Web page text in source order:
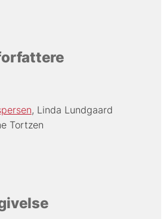
Linda Lundgaard
Tortzen